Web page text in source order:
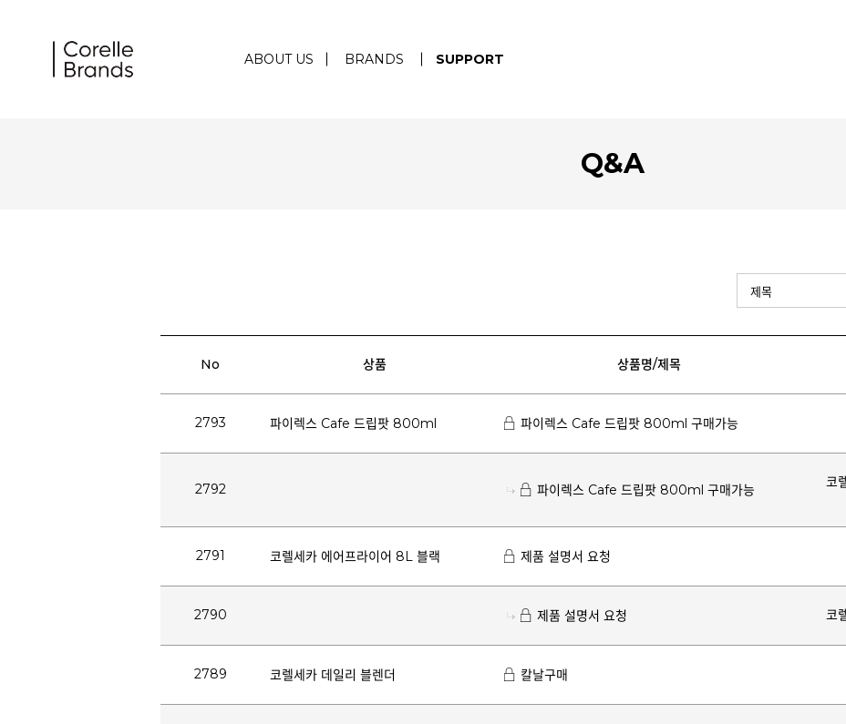
ABOUT US BRANDS SUPPORT
Q&A
No 상품 상품명/제목
2793 파이렉스 Cafe 드립팟 800ml 파이렉스 Cafe 드립팟 800ml 구매가능
2792 파이렉스 Cafe 드립팟 800ml 구매가능
코
2791 코렐세카 에어프라이어 8L 블랙 제품 설명서 요청
2790 제품 설명서 요청 코
2789 코렐세카 데일리 블렌더 칼날구매